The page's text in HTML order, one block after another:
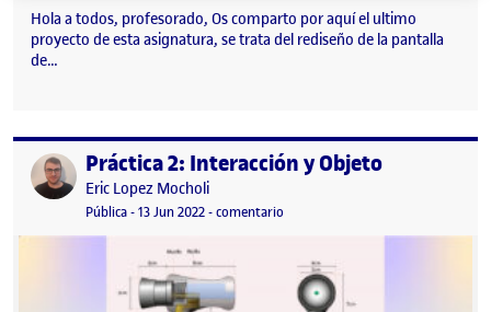
Hola a todos, profesorado, Os comparto por aquí el ultimo
proyecto de esta asignatura, se trata del rediseño de la pantalla
de…
Publicado porPráctica 2: Interacción y Objeto
Publicado por
Eric Lopez Mocholi
Visibilidad:
Pública-Fecha de publicación
13 Jun 2022-comentario